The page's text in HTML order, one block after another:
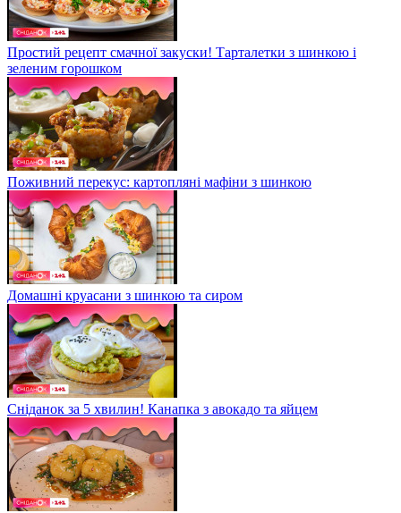
Простий рецепт смачної закуски! Тарталетки з шинкою і
зеленим горошком
Поживний перекус: картопляні мафіни з шинкою
Домашні круасани з шинкою та сиром
Сніданок за 5 хвилин! Канапка з авокадо та яйцем